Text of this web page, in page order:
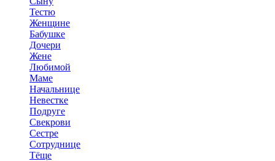
Тестю
Женщине
Бабушке
Дочери
Жене
Любимой
Маме
Начальнице
Невестке
Подруге
Свекрови
Сестре
Сотруднице
Тёще